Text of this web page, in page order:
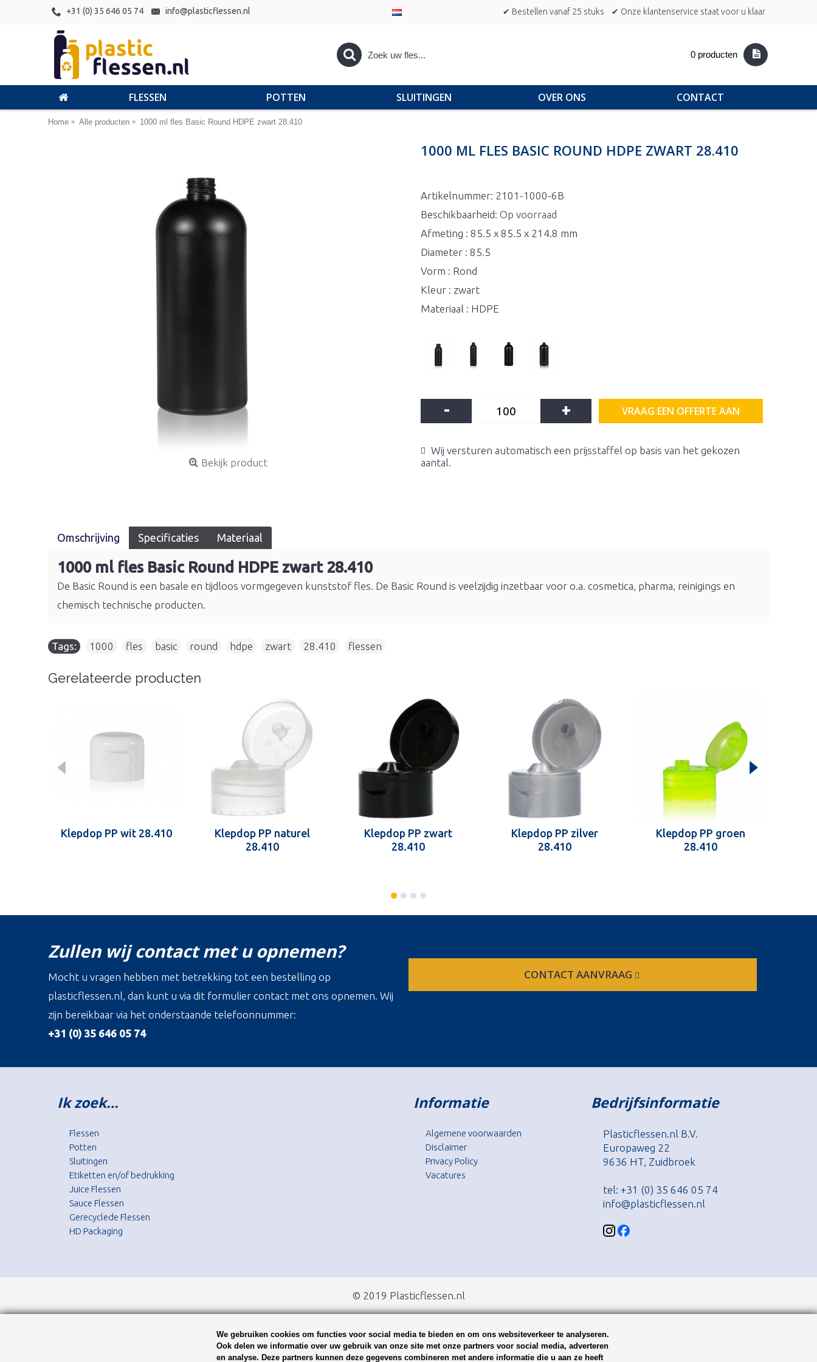
+31 (0) 35 646 05 74 info@plasticflessen.nl ✔ Bestellen vanaf 25 stuks ✔ Onze klantenservice staat voor u klaar
0 producten
FLESSEN POTTEN SLUITINGEN OVER ONS CONTACT
Home Alle producten 1000 ml fles Basic Round HDPE zwart 28.410
Bekijk product
1000 ML FLES BASIC ROUND HDPE ZWART 28.410
Artikelnummer: 2101-1000-6B
Beschikbaarheid: Op voorraad
Afmeting : 85.5 x 85.5 x 214.8 mm
Diameter : 85.5
Vorm : Rond
Kleur : zwart
Materiaal : HDPE
- + VRAAG EEN OFFERTE AAN
Wij versturen automatisch een prijsstaffel op basis van het gekozen
aantal.
Omschrijving Specificaties Materiaal
1000 ml fles Basic Round HDPE zwart 28.410
De Basic Round is een basale en tijdloos vormgegeven kunststof fles. De Basic Round is veelzijdig inzetbaar voor o.a. cosmetica, pharma, reinigings en
chemisch technische producten.
Tags: 1000 fles basic round hdpe zwart 28.410 flessen
Gerelateerde producten
Klepdop PP wit 28.410
Klepdop PP naturel
28.410
Klepdop PP zwart
28.410
Klepdop PP zilver
28.410
Klepdop PP groen
28.410
Zullen wij contact met u opnemen?
Mocht u vragen hebben met betrekking tot een bestelling op
plasticflessen.nl, dan kunt u via dit formulier contact met ons opnemen. Wij
zijn bereikbaar via het onderstaande telefoonnummer:
+31 (0) 35 646 05 74
CONTACT AANVRAAG
Ik zoek…
Flessen
Potten
Sluitingen
Etiketten en/of bedrukking
Juice Flessen
Sauce Flessen
Gerecyclede Flessen
HD Packaging
Informatie
Algemene voorwaarden
Disclaimer
Privacy Policy
Vacatures
Bedrijfsinformatie
Plasticflessen.nl B.V.
Europaweg 22
9636 HT, Zuidbroek
tel: +31 (0) 35 646 05 74
info@plasticflessen.nl
© 2019 Plasticflessen.nl
We gebruiken cookies om functies voor social media te bieden en om ons websiteverkeer te analyseren.
Ook delen we informatie over uw gebruik van onze site met onze partners voor social media, adverteren
en analyse. Deze partners kunnen deze gegevens combineren met andere informatie die u aan ze heeft